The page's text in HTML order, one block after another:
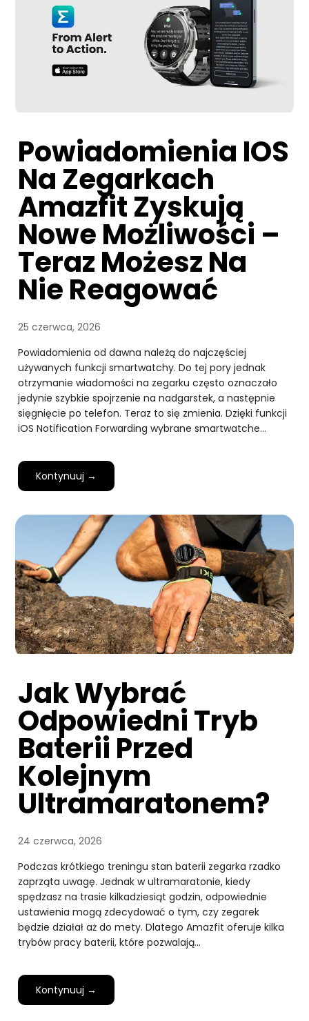
Powiadomienia IOS
Na Zegarkach
Amazfit Zyskują
Nowe Możliwości –
Teraz Możesz Na
Nie Reagować
25 czerwca, 2026
Powiadomienia od dawna należą do najczęściej
używanych funkcji smartwatchy. Do tej pory jednak
otrzymanie wiadomości na zegarku często oznaczało
jedynie szybkie spojrzenie na nadgarstek, a następnie
sięgnięcie po telefon. Teraz to się zmienia. Dzięki funkcji
iOS Notification Forwarding wybrane smartwatche…
Kontynuuj →
Jak Wybrać
Odpowiedni Tryb
Baterii Przed
Kolejnym
Ultramaratonem?
24 czerwca, 2026
Podczas krótkiego treningu stan baterii zegarka rzadko
zaprząta uwagę. Jednak w ultramaratonie, kiedy
spędzasz na trasie kilkadziesiąt godzin, odpowiednie
ustawienia mogą zdecydować o tym, czy zegarek
będzie działał aż do mety. Dlatego Amazfit oferuje kilka
trybów pracy baterii, które pozwalają…
Kontynuuj →